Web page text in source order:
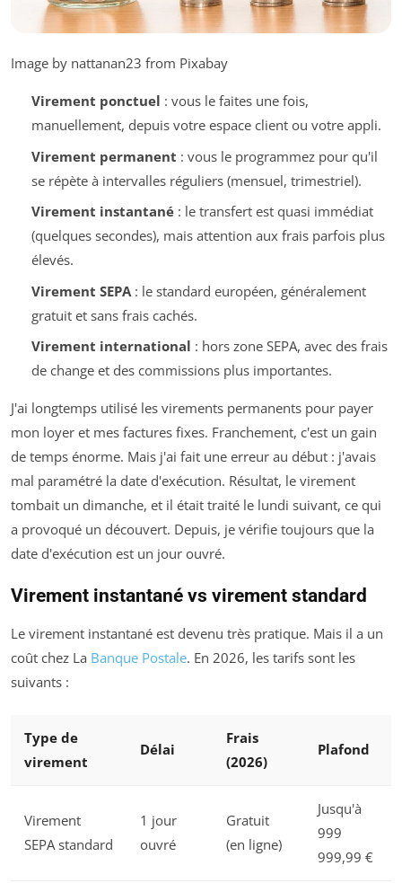
Image by nattanan23 from Pixabay
Virement ponctuel : vous le faites une fois,
manuellement, depuis votre espace client ou votre appli.
Virement permanent : vous le programmez pour qu'il
se répète à intervalles réguliers (mensuel, trimestriel).
Virement instantané: le transfert est quasi immédiat
(quelques secondes), mais attention aux frais parfois plus
élevés.
Virement SEPA: le standard européen, généralement
gratuit et sans frais cachés.
Virement international : hors zone SEPA, avec des frais
de change et des commissions plus importantes.
J'ai longtemps utilisé les virements permanents pour payer
mon loyer et mes factures fixes. Franchement, c'est un gain
de temps énorme. Mais j'ai fait une erreur au début : j'avais
mal paramétré la date d'exécution. Résultat, le virement
tombait un dimanche, et il était traité le lundi suivant, ce qui
a provoqué un découvert. Depuis, je vérifie toujours que la
date d'exécution est un jour ouvré.
Virement instantané vs virement standard
Le virement instantané est devenu très pratique. Mais il a un
coût chez La Banque Postale. En 2026, les tarifs sont les
suivants :
Type de
virement
Délai
Frais
(2026)
Plafond
Virement
SEPA standard
1 jour
ouvré
Gratuit
(en ligne)
Jusqu'à
999
999,99 €